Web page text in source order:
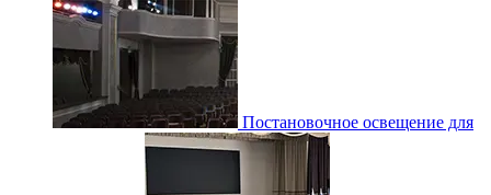
Постановочное освещение для